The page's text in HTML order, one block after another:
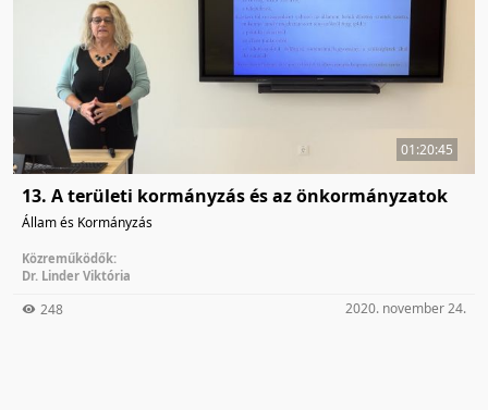
01:20:45
13. A területi kormányzás és az önkormányzatok
Állam és Kormányzás
Közreműködők:
Dr. Linder Viktória
248 2020. november 24.